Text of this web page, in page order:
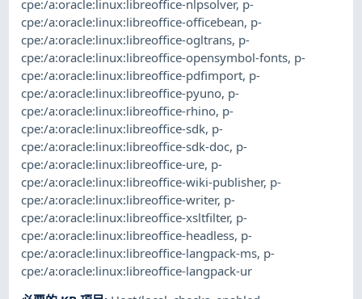
cpe:/a:oracle:linux:libreoffice-nlpsolver, p-
cpe:/a:oracle:linux:libreoffice-officebean, p-
cpe:/a:oracle:linux:libreoffice-ogltrans, p-
cpe:/a:oracle:linux:libreoffice-opensymbol-fonts, p-
cpe:/a:oracle:linux:libreoffice-pdfimport, p-
cpe:/a:oracle:linux:libreoffice-pyuno, p-
cpe:/a:oracle:linux:libreoffice-rhino, p-
cpe:/a:oracle:linux:libreoffice-sdk, p-
cpe:/a:oracle:linux:libreoffice-sdk-doc, p-
cpe:/a:oracle:linux:libreoffice-ure, p-
cpe:/a:oracle:linux:libreoffice-wiki-publisher, p-
cpe:/a:oracle:linux:libreoffice-writer, p-
cpe:/a:oracle:linux:libreoffice-xsltfilter, p-
cpe:/a:oracle:linux:libreoffice-headless, p-
cpe:/a:oracle:linux:libreoffice-langpack-ms, p-
cpe:/a:oracle:linux:libreoffice-langpack-ur